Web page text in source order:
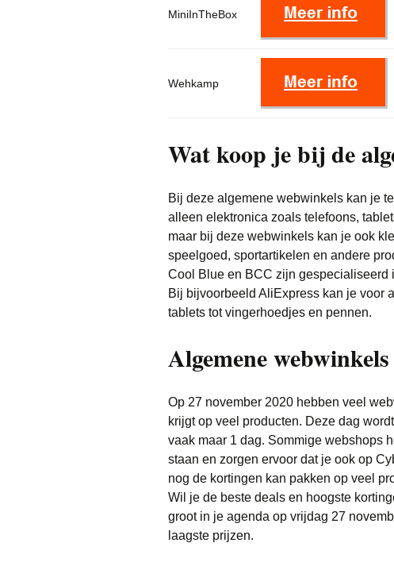
MiniInTheBox
Wehkamp
Wat koop je bij de
Bij deze algemene webwinkels kan je
alleen elektronica zoals telefoons,
maar bij deze webwinkels kan je ook
speelgoed, sportartikelen en andere
Cool Blue en BCC zijn gespecialiseerd
Bij bijvoorbeeld AliExpress kan je voor
tablets tot vingerhoedjes en pennen.
Algemene
Op 27 november 2020 hebben veel
krijgt op veel producten. Deze dag
vaak maar 1 dag. Sommige webshops
staan en zorgen ervoor dat je ook op
nog de kortingen kan pakken op veel
Wil je de beste deals en hoogste
groot in je agenda op vrijdag 27
laagste prijzen.